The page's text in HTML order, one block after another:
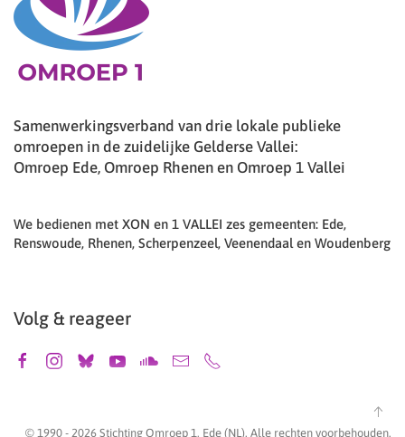
Samenwerkingsverband van drie lokale publieke
omroepen in de zuidelijke Gelderse Vallei:
Omroep Ede, Omroep Rhenen en Omroep 1 Vallei
We bedienen met XON en 1 VALLEI zes gemeenten: Ede,
Renswoude, Rhenen, Scherpenzeel, Veenendaal en Woudenberg
Volg & reageer
© 1990 - 2026 Stichting Omroep 1, Ede (NL). Alle rechten voorbehouden.